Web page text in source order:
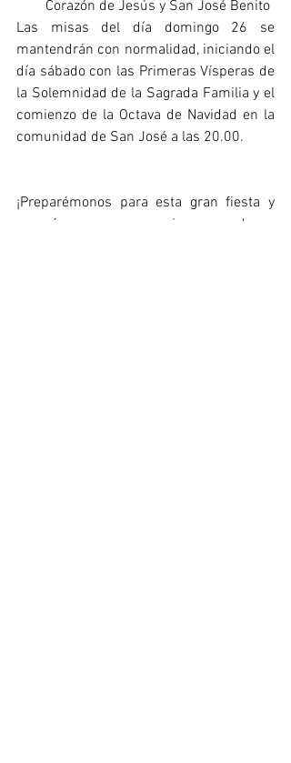
Corazón de Jesús y San José Benito
Las misas del día domingo 26 se
mantendrán con normalidad, iniciando el
día sábado con las Primeras Vísperas de
la Solemnidad de la Sagrada Familia y el
comienzo de la Octava de Navidad en la
comunidad de San José a las 20.00.
¡Preparémonos para esta gran fiesta y
renovémonos para seguir avanzando en